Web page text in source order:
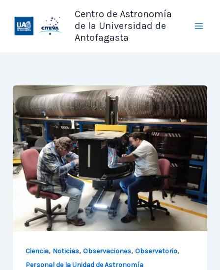
contenido
Centro de Astronomía
de la Universidad de
Antofagasta
Ciencia, Noticias, Observaciones, Observatorio,
Personal de la Unidad de Astronomía